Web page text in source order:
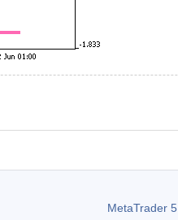
MetaTrader 5